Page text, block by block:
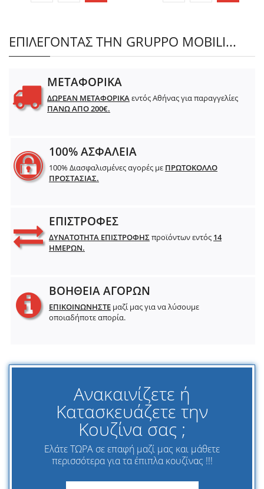
ΕΠΙΛΕΓΟΝΤΑΣ ΤΗΝ GRUPPO MOBILI...
ΜΕΤΑΦΟΡΙΚΑ
ΔΩΡΕΑΝ ΜΕΤΑΦΟΡΙΚΑεντός Αθήνας για παραγγελίες
ΠΑΝΩ ΑΠΟ 200€.
100% ΑΣΦΑΛΕΙΑ
100% Διασφαλισμένες αγορές με ΠΡΩΤΟΚΟΛΛΟ
ΠΡΟΣΤΑΣΙΑΣ.
ΕΠΙΣΤΡΟΦΕΣ
ΔΥΝΑΤΟΤΗΤΑ ΕΠΙΣΤΡΟΦΗΣπροϊόντων εντός 14
ΗΜΕΡΩΝ.
ΒΟΗΘΕΙΑ ΑΓΟΡΩΝ
ΕΠΙΚΟΙΝΩΝΗΣΤΕ μαζί μας για να λύσουμε
οποιαδήποτε απορία.
Ανακαινίζετε ή
Κατασκευάζετε την
Κουζίνα σας ;
Ελάτε ΤΩΡΑ σε επαφή μαζί μας και μάθετε
περισσότερα για τα έπιπλα κουζίνας !!!